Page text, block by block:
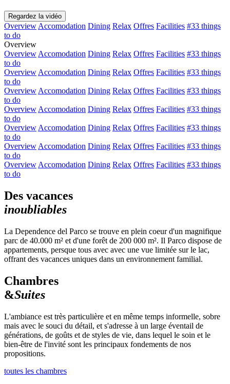
Regardez la vidéo
Overview Accomodation Dining Relax Offres Facilities #33 things
to do
Overview
Overview Accomodation Dining Relax Offres Facilities #33 things
to do
Overview Accomodation Dining Relax Offres Facilities #33 things
to do
Overview Accomodation Dining Relax Offres Facilities #33 things
to do
Overview Accomodation Dining Relax Offres Facilities #33 things
to do
Overview Accomodation Dining Relax Offres Facilities #33 things
to do
Overview Accomodation Dining Relax Offres Facilities #33 things
to do
Overview Accomodation Dining Relax Offres Facilities #33 things
to do
Des vacances
inoubliables
La Dependence del Parco se trouve en plein coeur d'un magnifique
parc de 40.000 m² et d'une forêt de 200 000 m². Il Parco dispose de
appartements, persque tous avec avec une vue limitée sur le lac,
offrant des vacances uniques dans un environnement familial.
Chambres
&Suites
L'ambiance est très particulière et en même temps informelle, sobre
mais avec le souci du détail, et s'adresse à un large éventail de
générations, de goûts et de styles de vie, dans lequel le soin et le
bien-être de l'invité sont les principaux fondements de nos
propositions.
toutes les chambres